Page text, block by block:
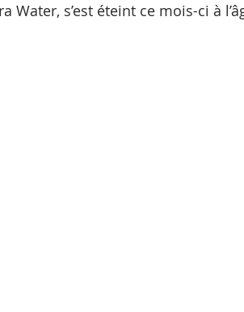
Water, s’est éteint ce mois-ci à